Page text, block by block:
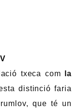
txeca com
la
distinció faria
que té un